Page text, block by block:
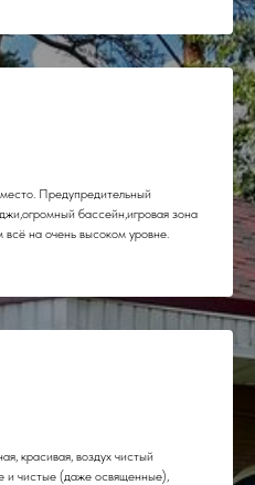
Предупредительный
бассейн,игровая зона
всё на очень высоком уровне.
красивая, воздух чистый
и чистые (даже освященные),